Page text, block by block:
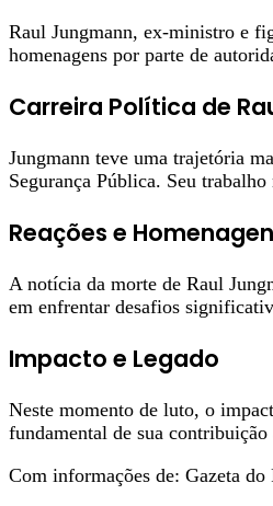
Raul Jungmann, ex-ministro e
homenagens por parte de
Carreira Política de
Jungmann teve uma trajetória
Segurança Pública. Seu
Reações e
A notícia da morte de Raul
em enfrentar desafios
Impacto e Legado
Neste momento de luto, o
fundamental de sua contribuição
Com informações de: Gazeta do